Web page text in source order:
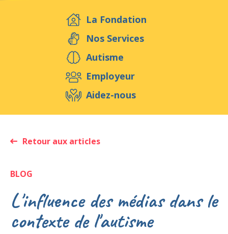
Employeur
Aidez-nous
Evénements Publications Médias
Ressources & Outils
La Fondation
Nos Services
Autisme
Employeur
Aidez-nous
Retour aux articles
BLOG
L'influence des médias dans le
contexte de l'autisme